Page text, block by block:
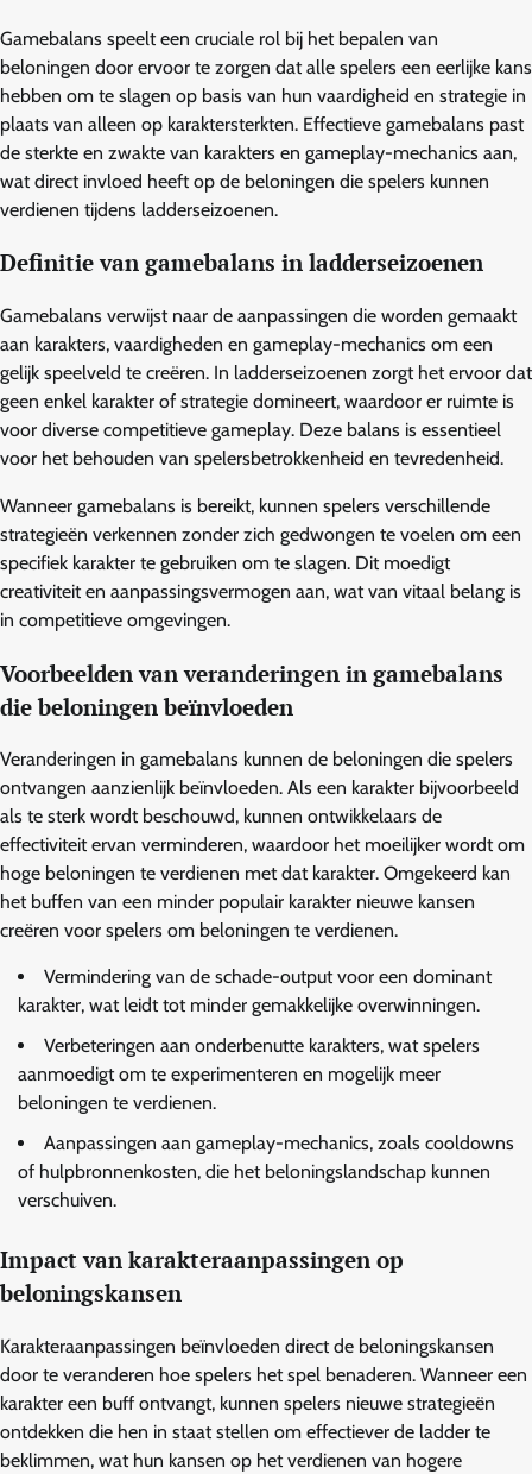
Gamebalans speelt een cruciale rol bij het bepalen van
beloningen door ervoor te zorgen dat alle spelers een eerlijke kans
hebben om te slagen op basis van hun vaardigheid en strategie in
plaats van alleen op karaktersterkten. Effectieve gamebalans past
de sterkte en zwakte van karakters en gameplay-mechanics aan,
wat direct invloed heeft op de beloningen die spelers kunnen
verdienen tijdens ladderseizoenen.
Definitie van gamebalans in ladderseizoenen
Gamebalans verwijst naar de aanpassingen die worden gemaakt
aan karakters, vaardigheden en gameplay-mechanics om een
gelijk speelveld te creëren. In ladderseizoenen zorgt het ervoor dat
geen enkel karakter of strategie domineert, waardoor er ruimte is
voor diverse competitieve gameplay. Deze balans is essentieel
voor het behouden van spelersbetrokkenheid en tevredenheid.
Wanneer gamebalans is bereikt, kunnen spelers verschillende
strategieën verkennen zonder zich gedwongen te voelen om een
specifiek karakter te gebruiken om te slagen. Dit moedigt
creativiteit en aanpassingsvermogen aan, wat van vitaal belang is
in competitieve omgevingen.
Voorbeelden van veranderingen in gamebalans
die beloningen beïnvloeden
Veranderingen in gamebalans kunnen de beloningen die spelers
ontvangen aanzienlijk beïnvloeden. Als een karakter bijvoorbeeld
als te sterk wordt beschouwd, kunnen ontwikkelaars de
effectiviteit ervan verminderen, waardoor het moeilijker wordt om
hoge beloningen te verdienen met dat karakter. Omgekeerd kan
het buffen van een minder populair karakter nieuwe kansen
creëren voor spelers om beloningen te verdienen.
Vermindering van de schade-output voor een dominant
karakter, wat leidt tot minder gemakkelijke overwinningen.
Verbeteringen aan onderbenutte karakters, wat spelers
aanmoedigt om te experimenteren en mogelijk meer
beloningen te verdienen.
Aanpassingen aan gameplay-mechanics, zoals cooldowns
of hulpbronnenkosten, die het beloningslandschap kunnen
verschuiven.
Impact van karakteraanpassingen op
beloningskansen
Karakteraanpassingen beïnvloeden direct de beloningskansen
door te veranderen hoe spelers het spel benaderen. Wanneer een
karakter een buff ontvangt, kunnen spelers nieuwe strategieën
ontdekken die hen in staat stellen om effectiever de ladder te
beklimmen, wat hun kansen op het verdienen van hogere